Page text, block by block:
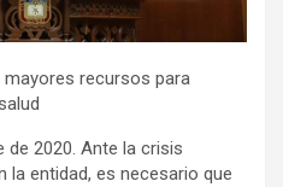
mayores recursos para
de 2020. Ante la crisis
la entidad, es necesario que